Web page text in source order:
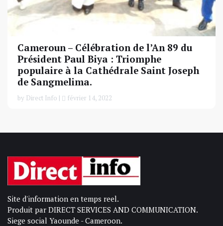
Cameroun – Célébration de l’An 89 du
Président Paul Biya : Triomphe
populaire à la Cathédrale Saint Joseph
de Sangmelima.
by Direct Info | février 14, 2022
Site d'information en temps reel.
Produit par DIRECT SERVICES AND COMMUNICATION.
Siege social Yaounde - Cameroon.